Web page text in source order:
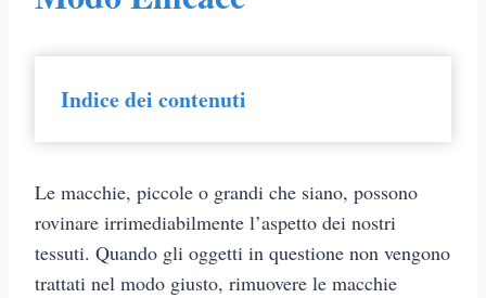
Indice dei contenuti
Le macchie, piccole o grandi che siano, possono
rovinare irrimediabilmente l’aspetto dei nostri
tessuti. Quando gli oggetti in questione non vengono
trattati nel modo giusto, rimuovere le macchie